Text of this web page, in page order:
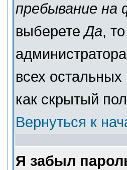
пребывание на
выберетеДа,
всех
как скрытый
Вернуться к
Я забыл